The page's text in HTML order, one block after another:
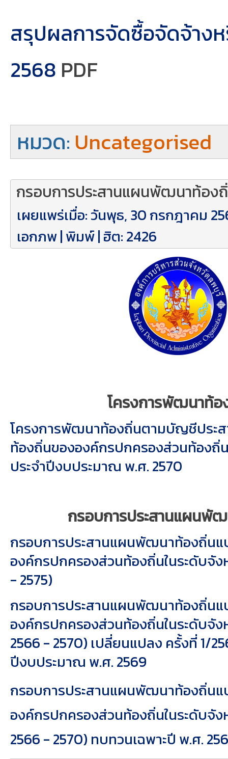
สรุปผลการจัดซื้อจัดจ้าง
2568 PDF
หมวด: Uncategorised
กรอบการประสานแผนพัฒนาท้อง
เผยแพร่เมื่อ: วันพุธ, 30 กรกฎาคม
เอกภพ|พิมพ์| ฮิต: 2426
โครงการพัฒนาท้อ
โครงการพัฒนาท้องถิ่นตามบัญชีประ
ท้องถิ่นขององค์กรปกครองส่วนท้องถิ่
ประจำปีงบประมาณ พ.ศ. 2570
กรอบการประสานแผนพั
กรอบการประสานแผนพัฒนาท้องถิ่น
องค์กรปกครองส่วนท้องถิ่นในระดับจั
- 2575)
กรอบการประสานแผนพัฒนาท้องถิ่น
องค์กรปกครองส่วนท้องถิ่นในระดับจั
2566 - 2570) เปลี่ยนแปลง ครั้งที่ 1/
ปีงบประมาณ พ.ศ. 2569
กรอบการประสานแผนพัฒนาท้องถิ่น
องค์กรปกครองส่วนท้องถิ่นในระดับจั
2566 - 2570) ทบทวนเฉพาะปี พ.ศ.